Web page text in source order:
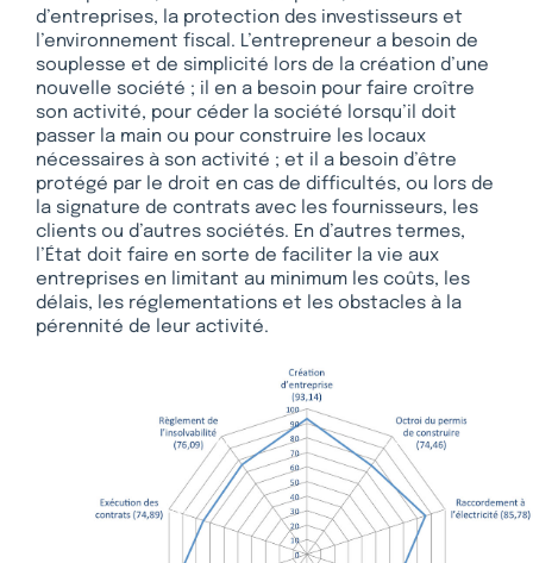
d’entreprises, la protection des investisseurs et
l’environnement fiscal. L’entrepreneur a besoin de
souplesse et de simplicité lors de la création d’une
nouvelle société ; il en a besoin pour faire croître
son activité, pour céder la société lorsqu’il doit
passer la main ou pour construire les locaux
nécessaires à son activité ; et il a besoin d’être
protégé par le droit en cas de difficultés, ou lors de
la signature de contrats avec les fournisseurs, les
clients ou d’autres sociétés. En d’autres termes,
l’État doit faire en sorte de faciliter la vie aux
entreprises en limitant au minimum les coûts, les
délais, les réglementations et les obstacles à la
pérennité de leur activité.